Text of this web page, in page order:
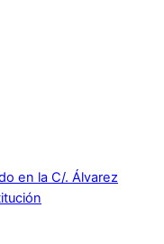
en la C/. Álvarez